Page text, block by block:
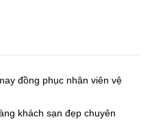
đồng phục nhân viên vệ
khách sạn đẹp chuyên